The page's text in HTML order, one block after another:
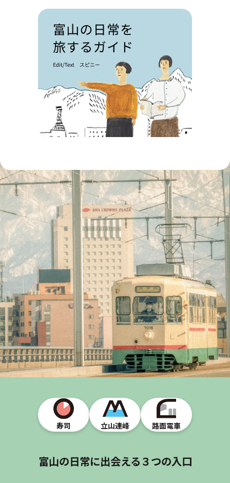
寿司 立山連峰 路面電車
富山の日常に出会える３つの入口